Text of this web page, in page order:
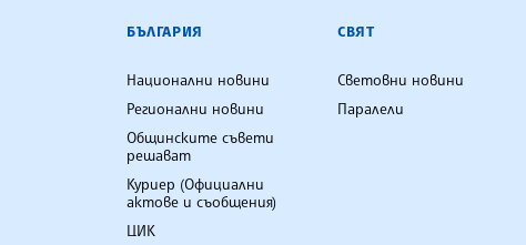
БЪЛГАРСКА ТЕЛЕГРАФНА
БЪЛГАРИЯ
Национални новини
Регионални новини
Общинските съвети
решават
Куриер (Официални
актове и съобщения)
ЦИК
СВЯТ
Световни новини
Паралели